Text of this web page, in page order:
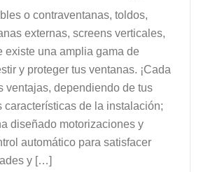
o contraventanas, toldos,
externas, screens verticales,
una amplia gama de
y proteger tus ventanas. ¡Cada
ventajas, dependiendo de tus
características de la instalación;
diseñado motorizaciones y
automático para satisfacer
y […]